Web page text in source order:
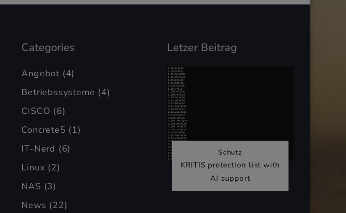
Categories
Angebot (4)
Betriebssysteme (4)
CISCO (6)
Concrete5 (1)
IT-Nerd (6)
Linux (2)
NAS (3)
News (22)
Letzer Beitrag
Schutz
KRITIS protection list with
AI support